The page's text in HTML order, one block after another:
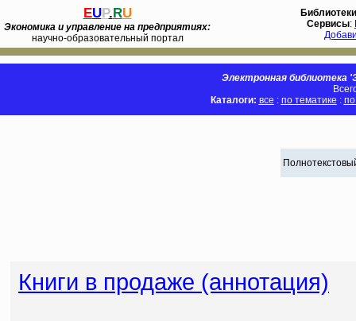
EUP.RU
Экономика и управление на предприятиях:
научно-образовательный портал
Библиотеки
Сервисы:
Электронная библиотека
Каталоги: все : по тематике :
Книги в продаже (аннотация)